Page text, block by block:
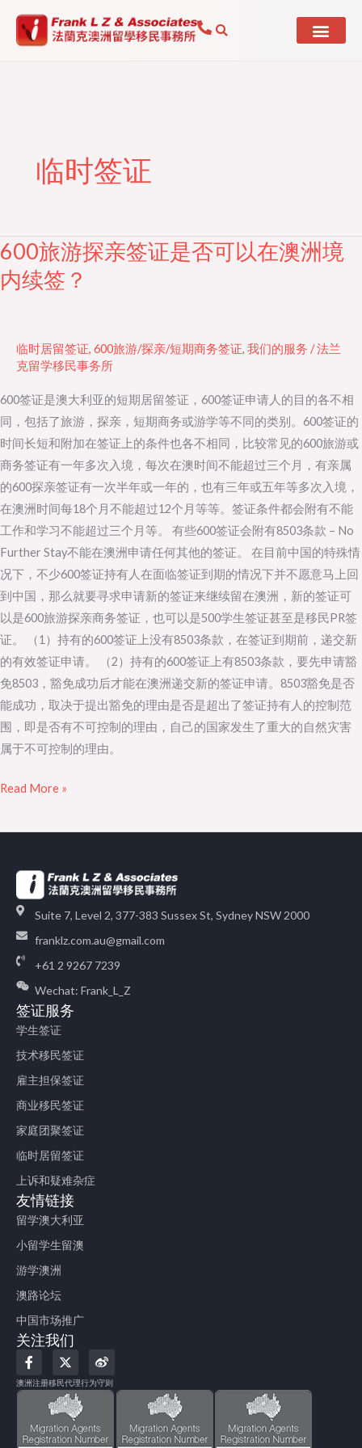
临时签证
600旅游探亲签证是否可以在澳洲境
内续签？
临时居留签证, 600旅游/探亲/短期商务签证, 我们的服务 /法兰
克留学移民事务所
600签证是澳大利亚的短期居留签证，600签证申请人的目的各不相
同，包括了旅游，探亲，短期商务或游学等不同的类别。600签证的
时间长短和附加在签证上的条件也各不相同，比较常见的600旅游或
商务签证有一年多次入境，每次在澳时间不能超过三个月，有亲属
的600探亲签证有一次半年或一年的，也有三年或五年等多次入境，
在澳洲时间每18个月不能超过12个月等等。签证条件都会附有不能
工作和学习不能超过三个月等。 有些600签证会附有8503条款 – No
Further Stay不能在澳洲申请任何其他的签证。 在目前中国的特殊情
况下，不少600签证持有人在面临签证到期的情况下并不愿意马上回
到中国，那么就要寻求申请新的签证来继续留在澳洲，新的签证可
以是600旅游探亲商务签证，也可以是500学生签证甚至是移民PR签
证。 （1）持有的600签证上没有8503条款，在签证到期前，递交新
的有效签证申请。 （2）持有的600签证上有8503条款，要先申请豁
免8503，豁免成功后才能在澳洲递交新的签证申请。8503豁免是否
能成功，取决于提出豁免的理由是否是超出了签证持有人的控制范
围，即是否有不可控制的理由，自己的国家发生了重大的自然灾害
属于不可控制的理由。
600
旅
游
是
否
可
以
在
澳
洲
境
内
续
签？
Read More »
Suite 7, Level 2, 377-383 Sussex St, Sydney NSW 2000
franklz.com.au@gmail.com
+61 2 9267 7239
Wechat: Frank_L_Z
签证服务
学生签证
技术移民签证
雇主担保签证
商业移民签证
家庭团聚签证
临时居留签证
上诉和疑难杂症
友情链接
留学澳大利亚
小留学生留澳
游学澳洲
澳路论坛
中国市场推广
关注我们
F
a
c
e
o
k
X
-
t
w
i
t
t
e
W
e
i
b
澳洲注册移民代理行为守则